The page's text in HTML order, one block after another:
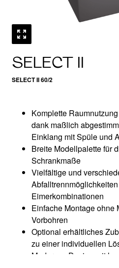
SELECT II
SELECT II 60/2
0
Komplette
dank maßlich
Einklang mit Spüle und
Breite Modellpalette für
Schrankmaße
Vielfältige und
Eimerkombinationen​
Einfache Montage ohne
Vorbohren​
Optional erhältliches
zu einer individuellen
Modernes Design mit